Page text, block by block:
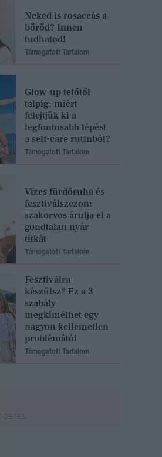
Neked is rosaceás a
bőrőd? Innen
tudhatod!
Támogatott Tartalom
Glow-up tetőtől
talpig: miért
felejtjük ki a
legfontosabb lépést
a self-care rutinból?
Támogatott Tartalom
Vizes fürdőruha és
fesztiválszezon:
szakorvos árulja el a
gondtalan nyár
titkát
Támogatott Tartalom
Fesztiválra
készülsz? Ez a 3
szabály
megkímélhet egy
nagyon kellemetlen
problémától
Támogatott Tartalom